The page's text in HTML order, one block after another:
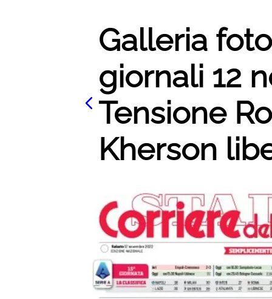
Galleria
giornali 12
Tensione
Kherson